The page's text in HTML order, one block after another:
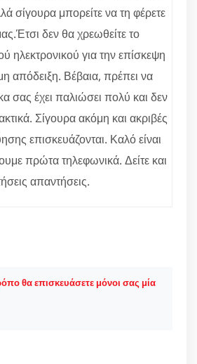
σίγουρα μπορείτε να τη φέρετε
δεν θα χρεωθείτε το
ηλεκτρονικού για την επίσκεψη
απόδειξη. Βέβαια, πρέπει να
σας έχει παλιώσει πολύ και δεν
Σίγουρα ακόμη και ακριβές
επισκευάζονται. Καλό είναι
πρώτα τηλεφωνικά. Δείτε και
απαντήσεις.
θα επισκευάσετε μόνοι σας μία